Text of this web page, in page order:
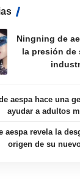
Ningning de
la presión de
aespa hace una
ayudar a adultos
aespa revela la
origen de su